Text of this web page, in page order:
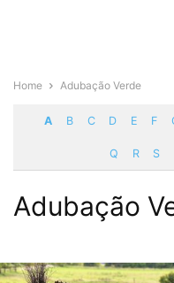
Home Adubação Verde
A B C D E F
Q R S
Adubação